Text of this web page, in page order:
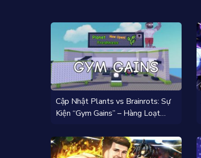
Cập Nhật Plants vs Brainrots: Sự
Kiện “Gym Gains” – Hàng Loạt